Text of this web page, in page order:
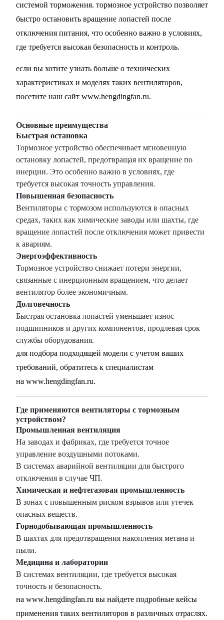
системой торможения. тормозное устройство позволяет
быстро остановить вращение лопастей после
отключения питания, что особенно важно в условиях,
где требуется высокая безопасность и контроль.
если вы хотите узнать больше о технических
характеристиках и моделях таких вентиляторов,
посетите наш сайт www.hengdingfan.ru.
Основные преимущества
Быстрая остановка
Тормозное устройство обеспечивает мгновенную
остановку лопастей, предотвращая их вращение по
инерции. Это особенно важно в условиях, где
требуется высокая точность управления.
Повышенная безопасность
Вентиляторы с тормозом используются в опасных
средах, таких как химические заводы или шахты, где
вращение лопастей после отключения может привести
к авариям.
Энергоэффективность
Тормозное устройство снижает потери энергии,
связанные с инерционным вращением, что делает
вентилятор более экономичным.
Долговечность
Быстрая остановка лопастей уменьшает износ
подшипников и других компонентов, продлевая срок
службы оборудования.
для подбора подходящей модели с учетом ваших
требований, обратитесь к специалистам
на www.hengdingfan.ru.
Где применяются вентиляторы с тормозным
устройством?
Промышленная вентиляция
На заводах и фабриках, где требуется точное
управление воздушными потоками.
В системах аварийной вентиляции для быстрого
отключения в случае ЧП.
Химическая и нефтегазовая промышленность
В зонах с повышенным риском взрывов или утечек
опасных веществ.
Горнодобывающая промышленность
В шахтах для предотвращения накопления метана и
пыли.
Медицина и лаборатории
В системах вентиляции, где требуется высокая
точность и безопасность.
на www.hengdingfan.ru вы найдете подробные кейсы
применения таких вентиляторов в различных отраслях.